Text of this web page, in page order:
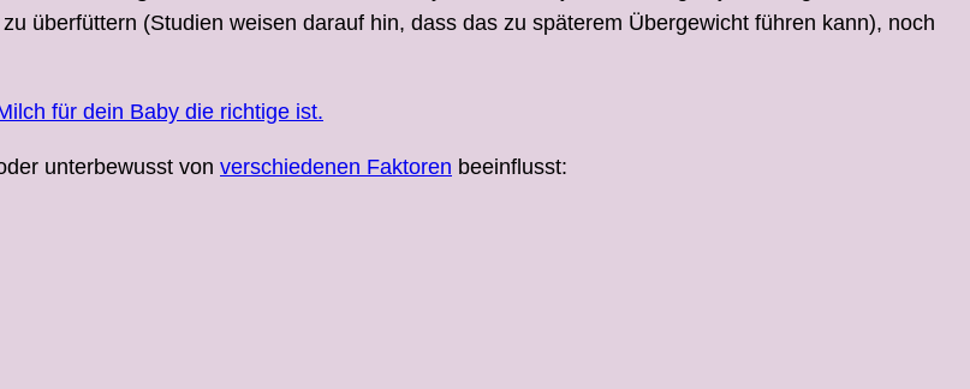
überfüttern (Studien weisen darauf hin, dass das zu späterem Übergewicht führen kann), noch
für dein Baby die richtige ist.
unterbewusst von verschiedenen Faktoren beeinflusst: